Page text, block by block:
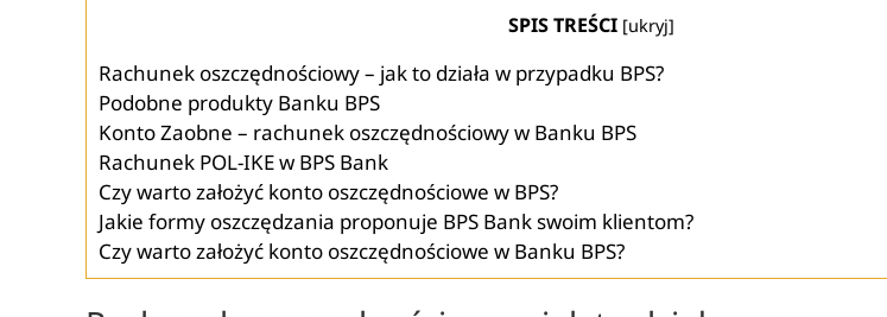
SPIS TREŚCI [ukryj]
Rachunek oszczędnościowy – jak to działa w przypadku BPS?
Podobne produkty Banku BPS
Konto Zaobne – rachunek oszczędnościowy w Banku BPS
Rachunek POL-IKE w BPS Bank
Czy warto założyć konto oszczędnościowe w BPS?
Jakie formy oszczędzania proponuje BPS Bank swoim klientom?
Czy warto założyć konto oszczędnościowe w Banku BPS?